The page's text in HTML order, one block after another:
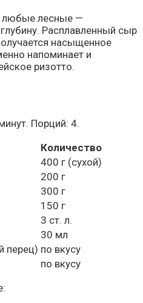
любые лесные —
Расплавленный сыр
насыщенное
напоминает и
ризотто.
Порций: 4.
Количество
400 г (сухой)
200 г
300 г
150 г
3 ст. л.
30 мл
перец) по вкусу
по вкусу